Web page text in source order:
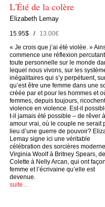
L'Été de la colère
Elizabeth Lemay
15.95$ /13.00€
« Je crois que j’ai été violée. »
commence une réflexion
toute personnelle sur le monde
lequel nous vivons, sur les
inégalitaires qui s’y perpétuent,
qu’est être une femme dans une
créée par et pour les hommes et
femmes, depuis toujours,
violence en violence. Est-il
t-il jamais été possible – de rêver
amour vrai, où le couple ne serait
lieu d’une guerre de pouvoir?
Lemay signe ici une véritable
célébration des sorcières
Virginia Woolf à Britney Spears, de
Colette à Nelly Arcan, qui ont
femme et l’écrivaine qu’elle est
devenue.
suite…